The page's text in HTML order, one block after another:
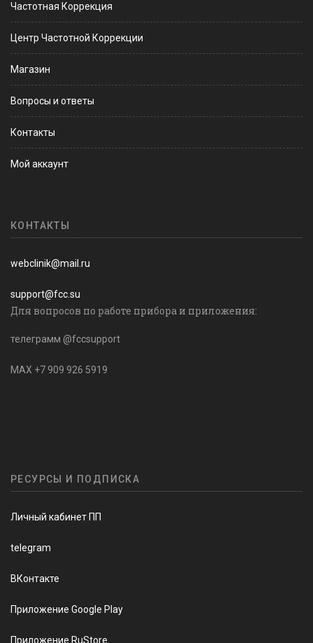
Частотная Коррекция
Центр Частотной Коррекции
Магазин
Вопросы и ответы
Контакты
Мой аккаунт
КОНТАКТЫ
webclinik@mail.ru
support@fcc.su
Для вопросов по работе прибора и приложения:
телеграмм @fccsupport
MAX +7 909 926 5919
РЕСУРСЫ И ПОДПИСКА
Личный кабинет ПП
telegram
ВКонтакте
Приложение Google Play
Приложение RuStore